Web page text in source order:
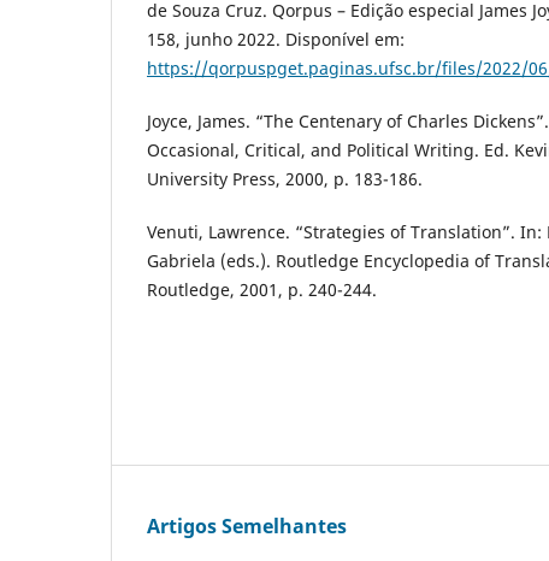
de Souza Cruz. Qorpus – Edição especial James
158, junho 2022. Disponível em:
https://qorpuspget.paginas.ufsc.br/files/2022/
Joyce, James. “The Centenary of Charles
Occasional, Critical, and Political Writing. Ed.
University Press, 2000, p. 183-186.
Venuti, Lawrence. “Strategies of Translation”. In:
Gabriela (eds.). Routledge Encyclopedia of
Routledge, 2001, p. 240-244.
Artigos Semelhantes